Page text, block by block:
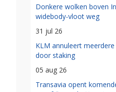
Donkere wolken boven
widebody-vloot weg
31 jul 26
KLM annuleert
door staking
05 aug 26
Transavia opent